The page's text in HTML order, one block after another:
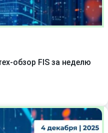
обзор FIS за неделю